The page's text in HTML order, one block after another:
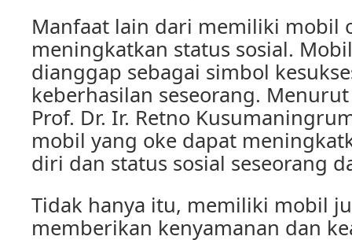
Manfaat lain dari memiliki mobil
meningkatkan status sosial.
dianggap sebagai simbol
keberhasilan seseorang.
Prof. Dr. Ir. Retno
mobil yang oke dapat
diri dan status sosial seseorang
Tidak hanya itu, memiliki mobil
memberikan kenyamanan dan